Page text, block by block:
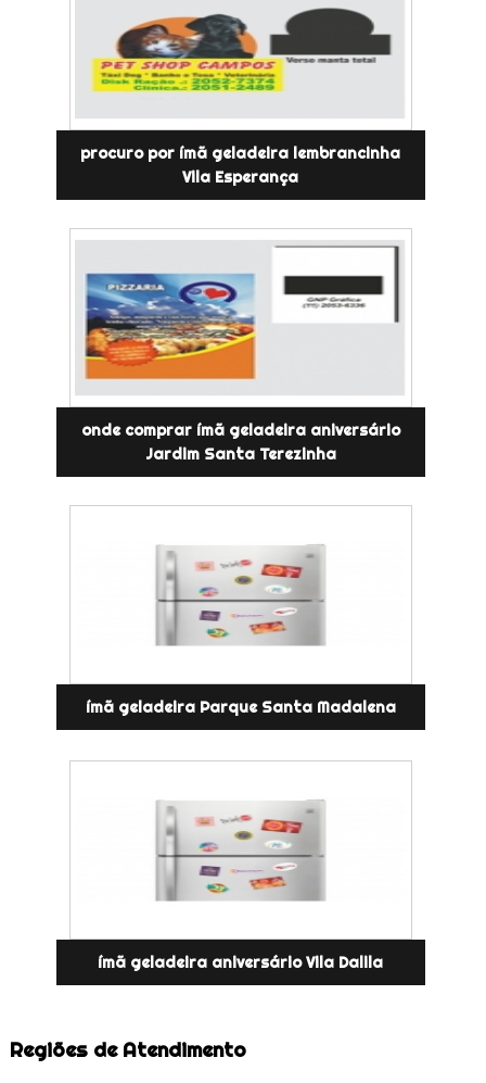
procuro por ímã geladeira lembrancinha
Vila Esperança
onde comprar ímã geladeira aniversário
Jardim Santa Terezinha
ímã geladeira Parque Santa Madalena
ímã geladeira aniversário Vila Dalila
Regiões de Atendimento